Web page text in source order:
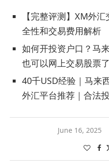
【完整评测】XM外
全性和交易费用解析
如何开投资户口？马
也可以网上交易股票了
40千USD经验｜马来
外汇平台推荐｜合法
June 16, 2025